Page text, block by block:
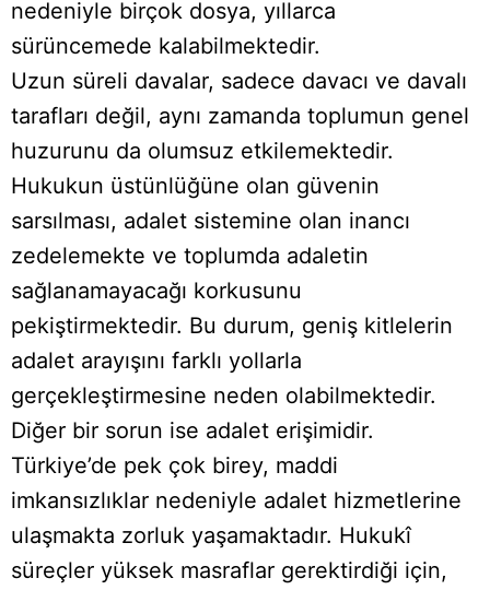
nedeniyle birçok dosya, yıllarca
sürüncemede kalabilmektedir.
Uzun süreli davalar, sadece davacı ve davalı
tarafları değil, aynı zamanda toplumun genel
huzurunu da olumsuz etkilemektedir.
Hukukun üstünlüğüne olan güvenin
sarsılması, adalet sistemine olan inancı
zedelemekte ve toplumda adaletin
sağlanamayacağı korkusunu
pekiştirmektedir. Bu durum, geniş kitlelerin
adalet arayışını farklı yollarla
gerçekleştirmesine neden olabilmektedir.
Diğer bir sorun ise adalet erişimidir.
Türkiye’de pek çok birey, maddi
imkansızlıklar nedeniyle adalet hizmetlerine
ulaşmakta zorluk yaşamaktadır. Hukukî
süreçler yüksek masraflar gerektirdiği için,